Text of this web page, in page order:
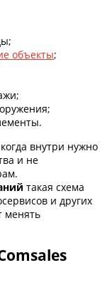
объекты;
внутри нужно
и не
такая схема
и других
менять